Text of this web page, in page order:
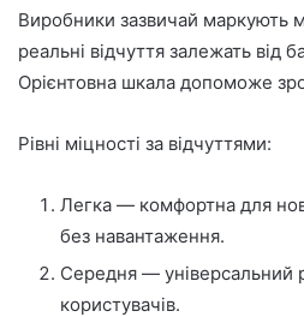
Виробники зазвичай маркують
реальні відчуття залежать від
Орієнтовна шкала допоможе
Рівні міцності за відчуттями:
Легка — комфортна для
без навантаження.
Середня — універсальний
користувачів.